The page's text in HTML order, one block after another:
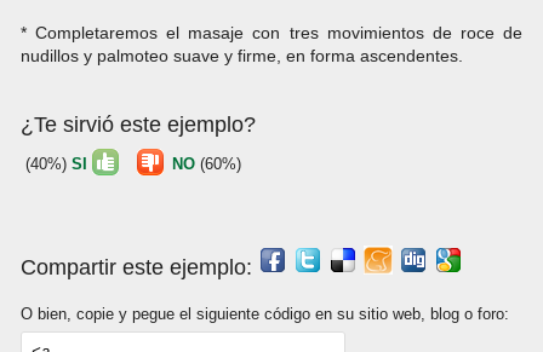
* Completaremos el masaje con tres movimientos de roce de
nudillos y palmoteo suave y firme, en forma ascendentes.
¿Te sirvió este ejemplo?
(40%) SI NO (60%)
Compartir este ejemplo:
O bien, copie y pegue el siguiente código en su sitio web, blog o foro: